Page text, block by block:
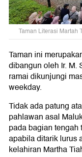
Taman Literasi Martah
Taman ini
dibangun oleh Ir. M.
ramai dikunjungi
weekday.
Tidak ada patung
pahlawan asal
pada bagian tengah
apabila ditarik lurus
kelahiran Martha